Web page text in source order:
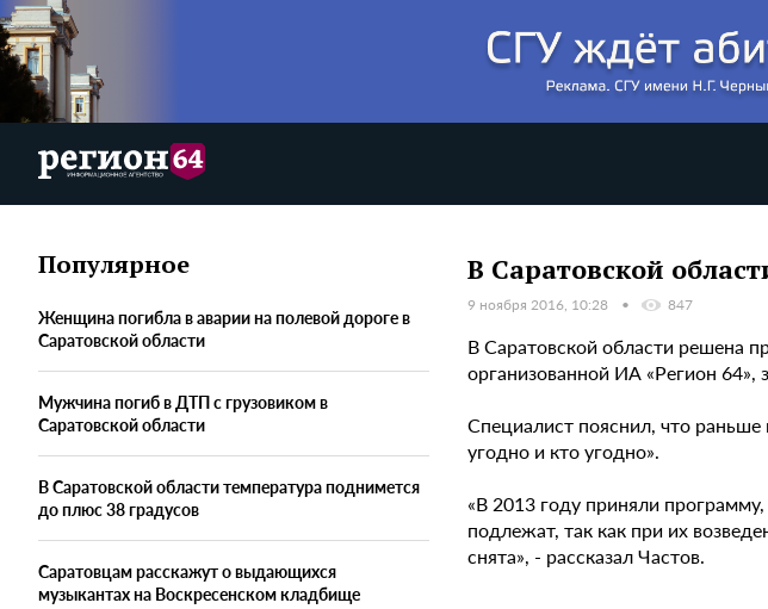
Популярное
Женщина погибла в аварии на полевой дороге в
Саратовской области
Мужчина погиб в ДТП с грузовиком в
Саратовской области
В Саратовской области температура поднимется
до плюс 38 градусов
Саратовцам расскажут о выдающихся
музыкантах на Воскресенском кладбище
В Саратовской
9 ноября 2016, 10:28 847
В Саратовской области решена
организованной ИА «Регион 64»,
Специалист пояснил, что
угодно и кто угодно».
«В 2013 году приняли
подлежат, так как при их
снята», - рассказал Частов.